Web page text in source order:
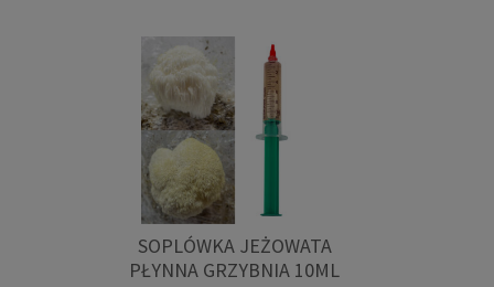
SOPLÓWKA JEŻOWATA
PŁYNNA GRZYBNIA 10ML